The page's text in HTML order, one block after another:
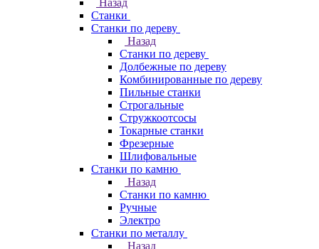
Назад
Станки
Станки по дереву
Назад
Станки по дереву
Долбежные по дереву
Комбинированные по дереву
Пильные станки
Строгальные
Стружкоотсосы
Токарные станки
Фрезерные
Шлифовальные
Станки по камню
Назад
Станки по камню
Ручные
Электро
Станки по металлу
Назад